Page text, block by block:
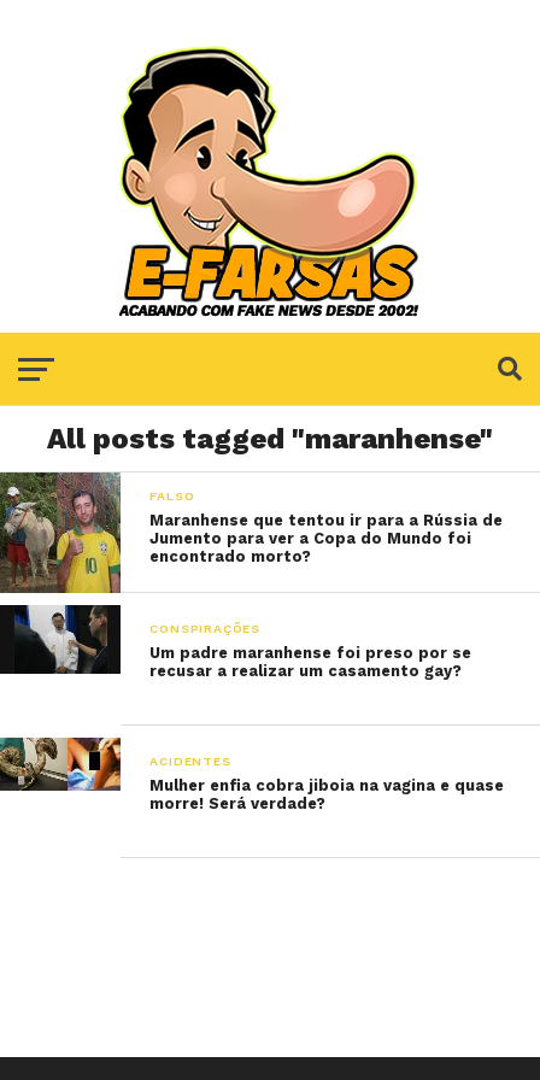
All posts tagged "maranhense"
FALSO
Maranhense que tentou ir para a Rússia de
Jumento para ver a Copa do Mundo foi
encontrado morto?
CONSPIRAÇÕES
Um padre maranhense foi preso por se
recusar a realizar um casamento gay?
ACIDENTES
Mulher enfia cobra jiboia na vagina e quase
morre! Será verdade?